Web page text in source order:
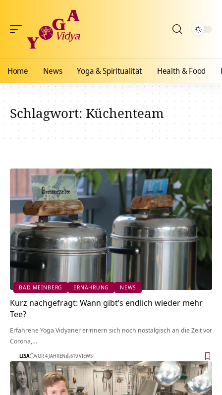
Home News Yoga & Spiritualität Health & Food
Schlagwort:Küchenteam
BAD MEINBERG ERNÄHRUNG NEWS
Kurz nachgefragt: Wann gibt’s endlich wieder mehr
Tee?
Erfahrene Yoga Vidyaner erinnern sich noch nostalgisch an die Zeit vor
Corona,…
LISA VOR 4 JAHREN 619 VIEWS